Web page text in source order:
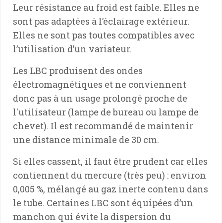
Leur résistance au froid est faible. Elles ne
sont pas adaptées à l’éclairage extérieur.
Elles ne sont pas toutes compatibles avec
l’utilisation d’un variateur.
Les LBC produisent des ondes
électromagnétiques et ne conviennent
donc pas à un usage prolongé proche de
l'utilisateur (lampe de bureau ou lampe de
chevet). Il est recommandé de maintenir
une distance minimale de 30 cm.
Si elles cassent, il faut être prudent car elles
contiennent du mercure (très peu) : environ
0,005 %, mélangé au gaz inerte contenu dans
le tube. Certaines LBC sont équipées d’un
manchon qui évite la dispersion du